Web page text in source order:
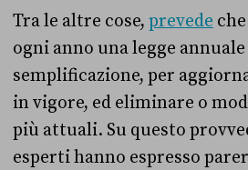
Tra le altre cose, prevede
ogni anno una legge
semplificazione, per
in vigore, ed eliminare o
più attuali. Su questo
esperti hanno espresso